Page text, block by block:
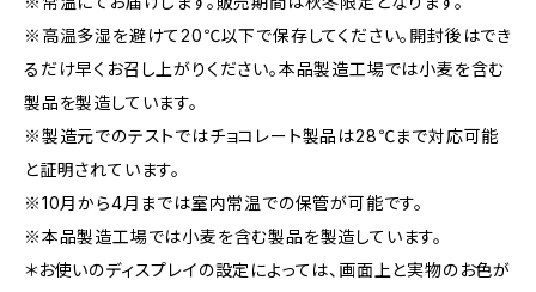
※高温多湿を避けて20℃以下で保存してください。開封後はでき
るだけ早くお召し上がりください。本品製造工場では小麦を含む
製品を製造しています。
※製造元でのテストではチョコレート製品は28℃まで対応可能
と証明されています。
※10月から4月までは室内常温での保管が可能です。
※本品製造工場では小麦を含む製品を製造しています。
＊お使いのディスプレイの設定によっては、画面上と実物のお色が